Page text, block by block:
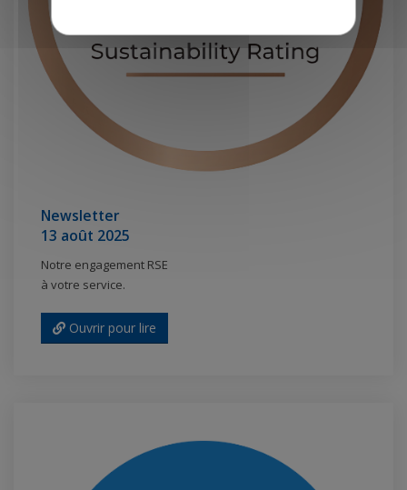
Newsletter
13 août 2025
Notre engagement RSE
à votre service.
Ouvrir pour lire